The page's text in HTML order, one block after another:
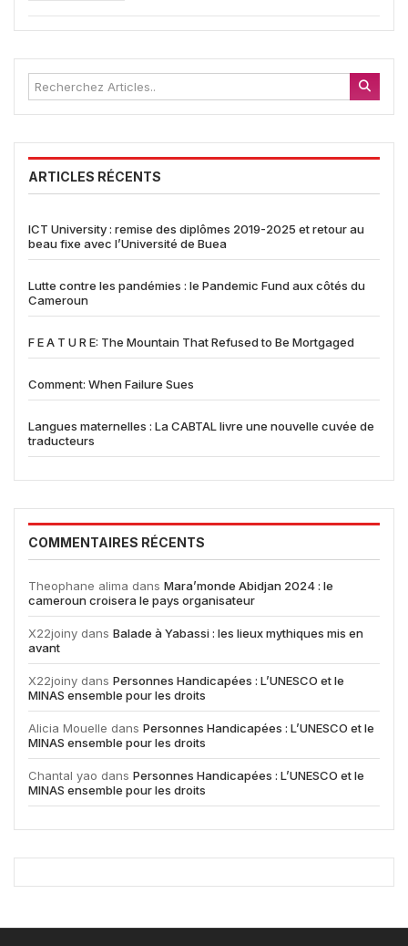
ARTICLES RÉCENTS
ICT University : remise des diplômes 2019-2025 et retour au
beau fixe avec l’Université de Buea
Lutte contre les pandémies : le Pandemic Fund aux côtés du
Cameroun
F E A T U R E: The Mountain That Refused to Be Mortgaged
Comment: When Failure Sues
Langues maternelles : La CABTAL livre une nouvelle cuvée de
traducteurs
COMMENTAIRES RÉCENTS
Theophane alima dans Mara’monde Abidjan 2024 : le
cameroun croisera le pays organisateur
X22joiny dans Balade à Yabassi : les lieux mythiques mis en
avant
X22joiny dans Personnes Handicapées : L’UNESCO et le
MINAS ensemble pour les droits
Alicia Mouelle dans Personnes Handicapées : L’UNESCO et le
MINAS ensemble pour les droits
Chantal yao dans Personnes Handicapées : L’UNESCO et le
MINAS ensemble pour les droits